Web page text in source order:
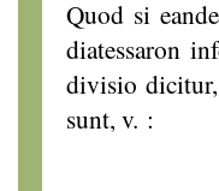
Quod si
diatessaron
divisio
sunt, v. :